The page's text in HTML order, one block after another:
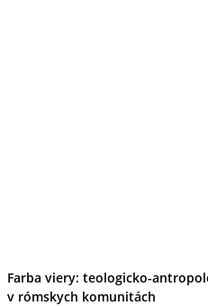
Farba viery: teologicko-
v rómskych komunitách